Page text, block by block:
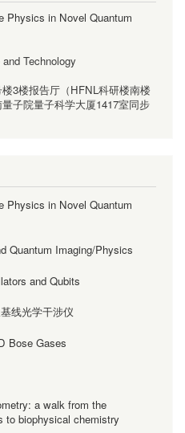
Physics in Novel Quantum
Technology
3楼报告厅（HFNL科研楼南楼
子院量子科学大厦1417室同步
Physics in Novel Quantum
Quantum Imaging/Physics
and Qubits
线光学干涉仪
Bose Gases
a walk from the
to biophysical chemistry